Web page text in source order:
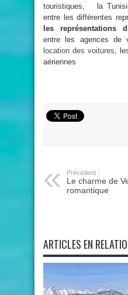
touristiques, la
entre les différentes
les représentations
entre les agences de
location des voitures ,
aériennes
Précédent :
Le charme de
romantique
ARTICLES EN